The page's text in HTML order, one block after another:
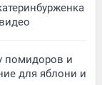
помидоров и
для яблони и